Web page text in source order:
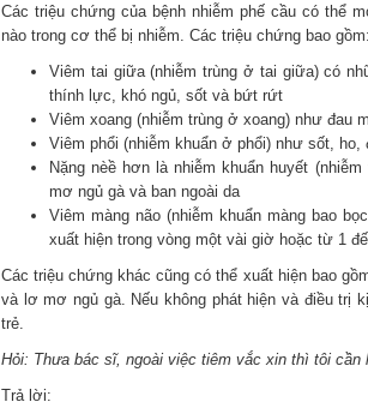
Các triệu chứng của bệnh nhiễm phế cầu có thể
nào trong cơ thể bị nhiễm. Các triệu chứng bao gồm:
Viêm tai giữa (nhiễm trùng ở tai giữa) có
thính lực, khó ngủ, sốt và bứt rứt
Viêm xoang (nhiễm trùng ở xoang) như đau
Viêm phổi (nhiễm khuẩn ở phổi) như sốt, ho,
Nặng nèề hơn là nhiễm khuẩn huyết
mơ ngủ gà và ban ngoài da
Viêm màng não (nhiễm khuẩn màng bao
xuất hiện trong vòng một vài giờ hoặc từ 1
Các triệu chứng khác cũng có thể xuất hiện bao
và lơ mơ ngủ gà. Nếu không phát hiện và điều trị
trẻ.
Hỏi: Thưa bác sĩ, ngoài việc tiêm vắc xin thì tôi cần
Trả lời: